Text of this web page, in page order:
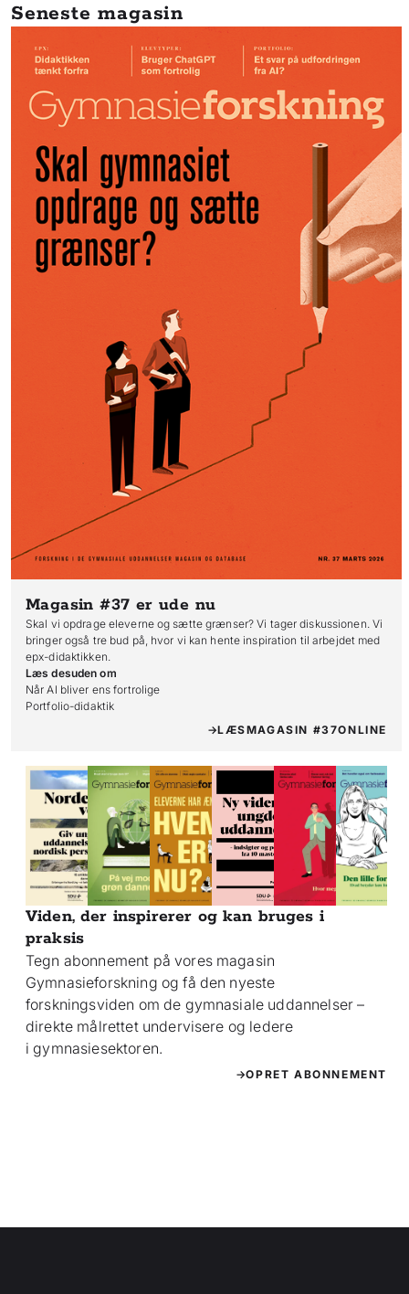
Seneste magasin
Magasin #37 er ude nu
Skal vi opdrage eleverne og sætte grænser? Vi tager diskussionen. Vi
bringer også tre bud på, hvor vi kan hente inspiration til arbejdet med
epx-didaktikken.
Læs desuden om
Når AI bliver ens fortrolige
Portfolio-didaktik
LÆSMAGASIN #37ONLINE
Viden, der inspirerer og kan bruges i
praksis
Tegn abonnement på vores magasin
Gymnasieforskning og få den nyeste
forskningsviden om de gymnasiale uddannelser –
direkte målrettet undervisere og ledere
i gymnasiesektoren.
OPRET ABONNEMENT